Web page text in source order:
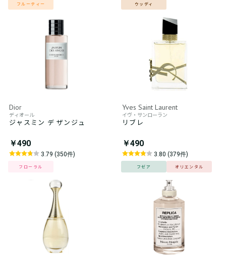
フルーティー ウッディ
Dior
ディオール
ジャスミン デ ザンジュ
￥490
3.79 (350件)
フローラル
Yves Saint Laurent
イヴ・サンローラン
リブレ
￥490
3.80 (379件)
フゼア オリエンタル